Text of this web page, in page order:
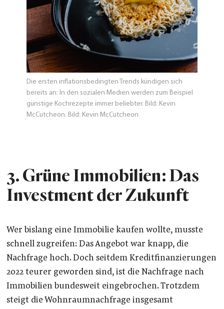
Die ersten inflationsbedingten Trends kündigen sich
bereits an: In den sozialen Medien werden zum Beispiel
günstige Kochrezepte immer beliebter. Bild: Kevin
McCutcheon. Bild: Kevin McCutcheon
3. Grüne Immobilien: Das
Investment der Zukunft
Wer bislang eine Immobilie kaufen wollte, musste
schnell zugreifen: Das Angebot war knapp, die
Nachfrage hoch. Doch seitdem Kreditfinanzierungen
2022 teurer geworden sind, ist die Nachfrage nach
Immobilien bundesweit eingebrochen. Trotzdem
steigt die Wohnraumnachfrage insgesamt